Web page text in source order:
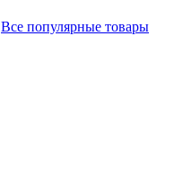
Все популярные товары